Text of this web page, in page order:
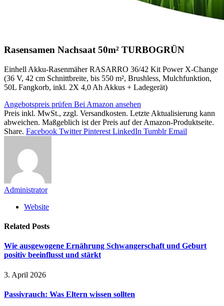
Rasensamen Nachsaat 50m² TURBOGRÜN
Einhell Akku-Rasenmäher RASARRO 36/42 Kit Power X-Change
(36 V, 42 cm Schnittbreite, bis 550 m², Brushless, Mulchfunktion,
50L Fangkorb, inkl. 2X 4,0 Ah Akkus + Ladegerät)
Angebotspreis prüfen Bei Amazon ansehen
Preis inkl. MwSt., zzgl. Versandkosten. Letzte Aktualisierung kann
abweichen. Maßgeblich ist der Preis auf der Amazon-Produktseite.
Share. Facebook Twitter Pinterest LinkedIn Tumblr Email
Administrator
Website
Related Posts
Wie ausgewogene Ernährung Schwangerschaft und Geburt
positiv beeinflusst und stärkt
3. April 2026
Passivrauch: Was Eltern wissen sollten